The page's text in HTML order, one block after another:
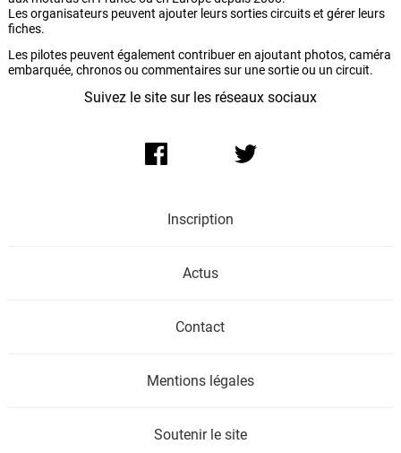
Les organisateurs peuvent ajouter leurs sorties circuits et gérer leurs
fiches.
Les pilotes peuvent également contribuer en ajoutant photos, caméra
embarquée, chronos ou commentaires sur une sortie ou un circuit.
Suivez le site sur les réseaux sociaux
Inscription
Actus
Contact
Mentions légales
Soutenir le site